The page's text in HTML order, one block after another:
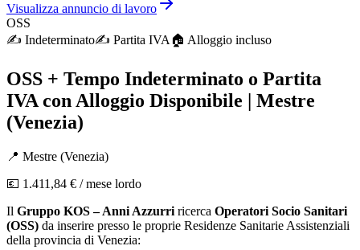
Visualizza annuncio di lavoro
OSS
✍️ Indeterminato✍️ Partita IVA 🏠︎ Alloggio incluso
OSS + Tempo Indeterminato o Partita
IVA con Alloggio Disponibile | Mestre
(Venezia)
📍 Mestre (Venezia)
💶 1.411,84 € / mese lordo
Il Gruppo KOS – Anni Azzurri ricerca Operatori Socio Sanitari
(OSS) da inserire presso le proprie Residenze Sanitarie Assistenziali
della provincia di Venezia: